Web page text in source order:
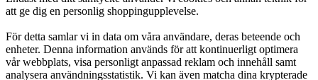
att ge dig en personlig shoppingupplevelse.
För detta samlar vi in data om våra användare, deras beteende och
enheter. Denna information används för att kontinuerligt optimera
vår webbplats, visa personligt anpassad reklam och innehåll samt
analysera användningsstatistik. Vi kan även matcha dina krypterade